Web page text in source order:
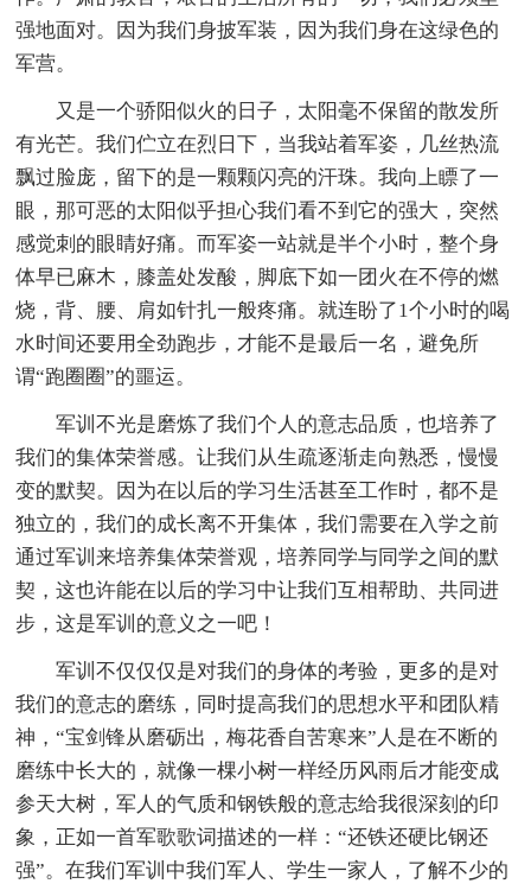
强地面对。因为我们身披军装，因为我们身在这绿色的
军营。
又是一个骄阳似火的日子，太阳毫不保留的散发所
有光芒。我们伫立在烈日下，当我站着军姿，几丝热流
飘过脸庞，留下的是一颗颗闪亮的汗珠。我向上瞟了一
眼，那可恶的太阳似乎担心我们看不到它的强大，突然
感觉刺的眼睛好痛。而军姿一站就是半个小时，整个身
体早已麻木，膝盖处发酸，脚底下如一团火在不停的燃
烧，背、腰、肩如针扎一般疼痛。就连盼了1个小时的喝
水时间还要用全劲跑步，才能不是最后一名，避免所
谓“跑圈圈”的噩运。
军训不光是磨炼了我们个人的意志品质，也培养了
我们的集体荣誉感。让我们从生疏逐渐走向熟悉，慢慢
变的默契。因为在以后的学习生活甚至工作时，都不是
独立的，我们的成长离不开集体，我们需要在入学之前
通过军训来培养集体荣誉观，培养同学与同学之间的默
契，这也许能在以后的学习中让我们互相帮助、共同进
步，这是军训的意义之一吧！
军训不仅仅仅是对我们的身体的考验，更多的是对
我们的意志的磨练，同时提高我们的思想水平和团队精
神，“宝剑锋从磨砺出，梅花香自苦寒来”人是在不断的
磨练中长大的，就像一棵小树一样经历风雨后才能变成
参天大树，军人的气质和钢铁般的意志给我很深刻的印
象，正如一首军歌歌词描述的一样：“还铁还硬比钢还
强”。在我们军训中我们军人、学生一家人，了解不少的